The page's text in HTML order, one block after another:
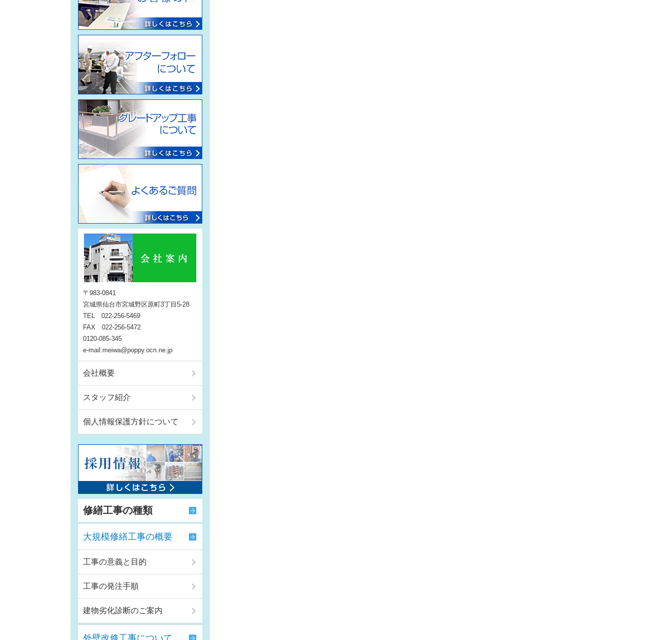
〒983-0841
宮城県仙台市宮城野区原町3丁目5-28
TEL 022-256-5469
FAX 022-256-5472
0120-085-345
e-mail:meiwa@poppy.ocn.ne.jp
会社概要
スタッフ紹介
個人情報保護方針について
修繕工事の種類
大規模修繕工事の概要
工事の意義と目的
工事の発注手順
建物劣化診断のご案内
外壁改修工事について